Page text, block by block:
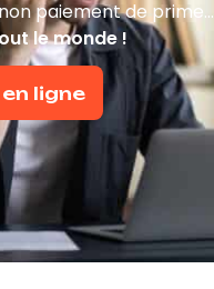
paiement de prime…
le monde !
ligne